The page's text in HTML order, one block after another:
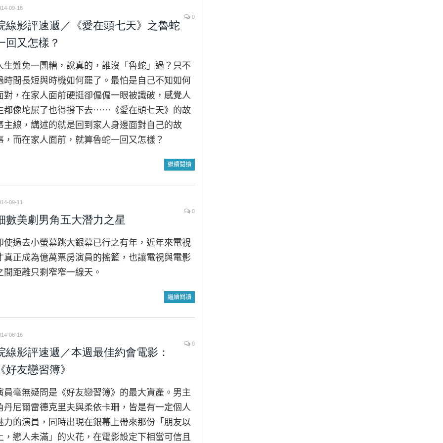
09-18
0
線影評速遞／《愛在頭七天》之魯蛇
回又怎樣？
生難免一團糟，說真的，誰沒「魯蛇」過？只不
時間長短與時機如何罷了。最怕是自己不知如何
對，在家人面前硬挺卻偏偏一眼被識破，感覺人
都像坨屎了也得撐下去⋯⋯《愛在頭七天》的故
主線，講述的就是回到家人身邊面對自己的故
，而在家人面前，就算魯蛇一回又怎樣？
繼續閱讀
09-11
0
數美劇男角五大潛力之星
使過去小螢幕跳大銀幕已行之有年，近年來電視
真正成為億萬票房演員的搖籃，也讓電視與電影
間距離只剩窄窄一線天。
繼續閱讀
08-16
0
線影評速遞／本週最佳約會電影：
好友戀習簿》
員毫無疑問是《好友戀習簿》的最大資產。男主
丹尼爾雷德克里夫與柔依卡珊，皆是有一定個人
力的演員，同時出現在銀幕上帶來那份「朋友以
，戀人未滿」的火花，在電影設定下相當可信且